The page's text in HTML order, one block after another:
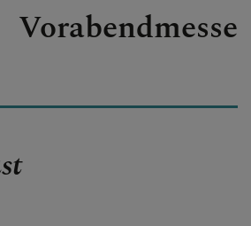
&
Vorabendmesse